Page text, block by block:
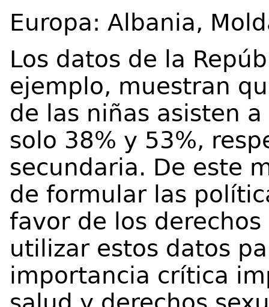
Europa: Albania,
Los datos de la
ejemplo, muestran
de las niñas asisten
solo 38% y 53%,
secundaria. De este
de formular las
favor de los
utilizar estos datos
importancia crítica